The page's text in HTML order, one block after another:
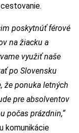
poskytnúť férové
na žiacku a
využiť naše
po Slovensku
že ponuka letných
pre absolventov
počas prázdnin,“
komunikácie